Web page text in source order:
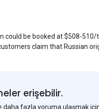
could be booked at $508-
claim that Russian
material provided by a
erişebilir.
fazla yoruma ulaşmak